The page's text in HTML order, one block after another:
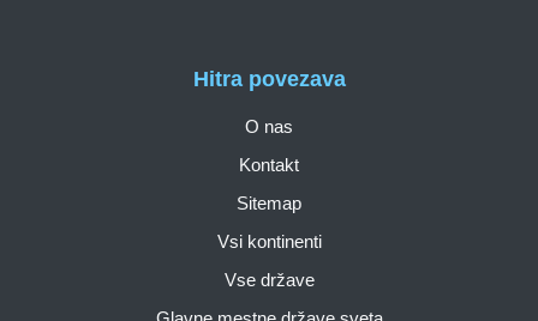
Hitra povezava
O nas
Kontakt
Sitemap
Vsi kontinenti
Vse države